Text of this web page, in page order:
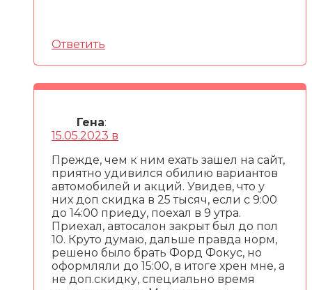
Ответить
Гена:
15.05.2023 в
Прежде, чем к ним ехать зашел на сайт,
приятно удивился обилию вариантов
автомобилей и акций. Увидев, что у
них доп скидка в 25 тысяч, если с 9:00
до 14:00 приеду, поехал в 9 утра.
Приехал, автосалон закрыт был до пол
10. Круто думаю, дальше правда норм,
решено было брать Форд Фокус, но
оформляли до 15:00, в итоге хрен мне, а
не доп.скидку, специально время